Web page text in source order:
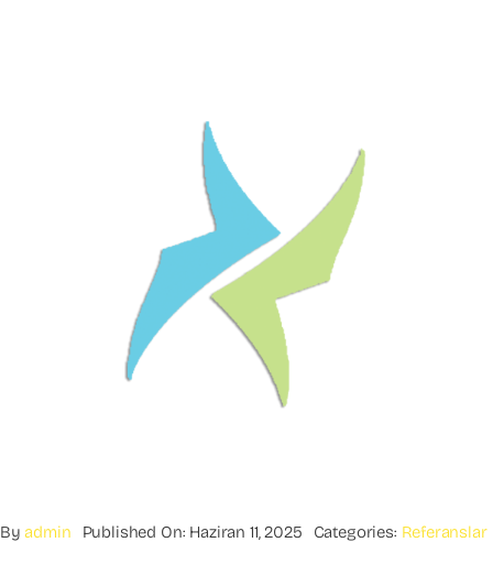
Byadmin Published On: Haziran 11, 2025 Categories: Referanslar